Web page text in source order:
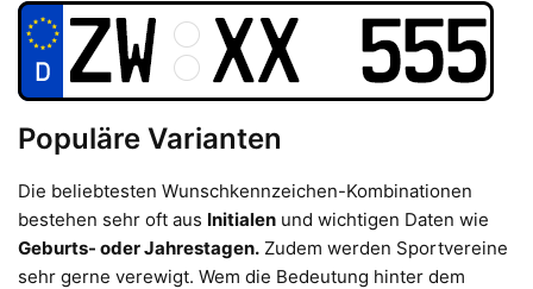
Populäre Varianten
Die beliebtesten Wunschkennzeichen-Kombinationen
bestehen sehr oft aus Initialen und wichtigen Daten wie
Geburts- oder Jahrestagen. Zudem werden Sportvereine
sehr gerne verewigt. Wem die Bedeutung hinter dem